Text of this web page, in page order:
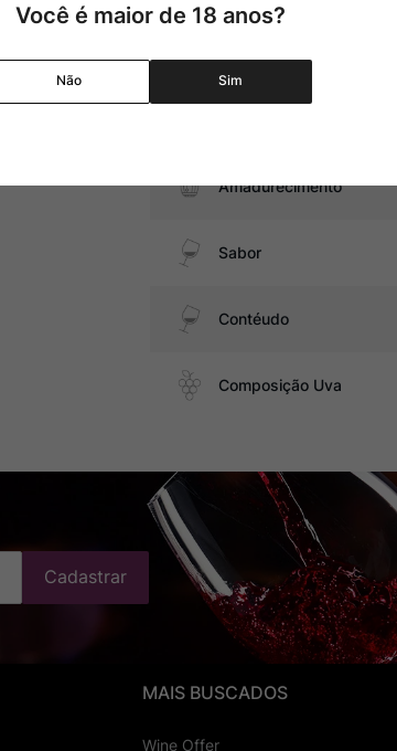
Amadurecimento
Sabor
Contéudo
Composição Uva
Cadastrar
MAIS BUSCADOS
Wine Offer
Você é maior de 18 anos?
Não Sim